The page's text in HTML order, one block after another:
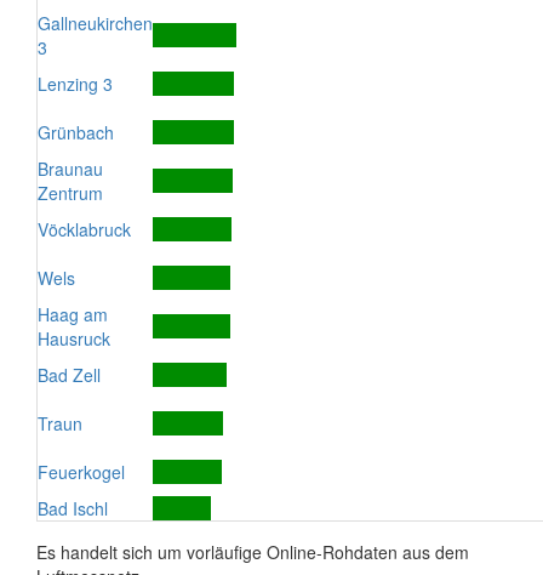
Gallneukirchen
3
Lenzing 3
Grünbach
Braunau
Zentrum
Vöcklabruck
Wels
Haag am
Hausruck
Bad Zell
Traun
Feuerkogel
Bad Ischl
Es handelt sich um vorläufige Online-Rohdaten aus dem